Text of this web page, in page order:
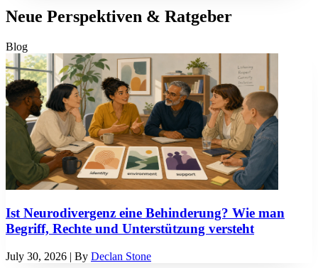
Neue Perspektiven & Ratgeber
Blog
Ist Neurodivergenz eine Behinderung? Wie man
Begriff, Rechte und Unterstützung versteht
July 30, 2026 | By Declan Stone